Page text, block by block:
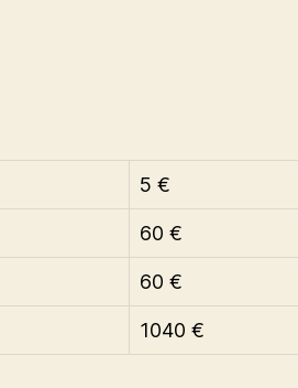
5 €
60 €
60 €
1040 €